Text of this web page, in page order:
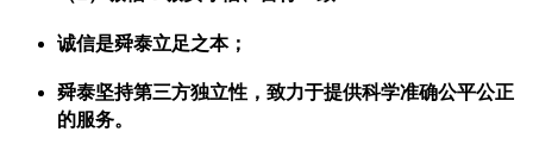
诚信是舜泰立足之本；
舜泰坚持第三方独立性，致力于提供科学准确公平公正
的服务。